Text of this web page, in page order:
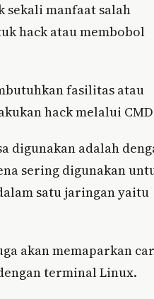
sekali manfaat salah
hack atau membobol
fasilitas atau
hack melalui
digunakan adalah
sering digunakan
satu jaringan yaitu
akan memaparkan
terminal Linux.